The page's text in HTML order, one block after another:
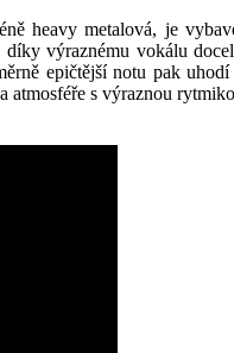
heavy metalová, je
výraznému vokálu
epičtější notu pak
s výraznou